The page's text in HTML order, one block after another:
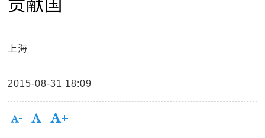
贡献国
上海
2015-08-31 18:09